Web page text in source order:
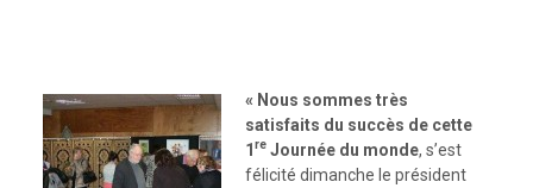
« Nous sommes très
satisfaits du succès de cette
1reJournée du monde, s’est
félicité dimanche le président